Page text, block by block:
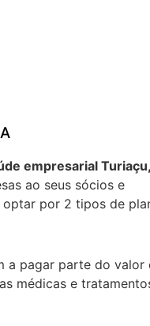
empresarial Turiaçu,
ao seus sócios e
por 2 tipos de
a pagar parte do valor
médicas e